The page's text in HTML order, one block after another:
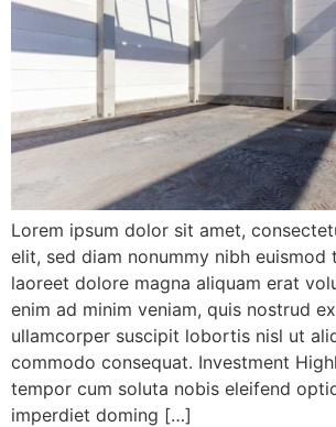
Lorem ipsum dolor sit amet,
elit, sed diam nonummy nibh euismod
laoreet dolore magna aliquam erat
enim ad minim veniam, quis nostrud
ullamcorper suscipit lobortis nisl ut
commodo consequat. Investment
tempor cum soluta nobis eleifend
imperdiet doming […]